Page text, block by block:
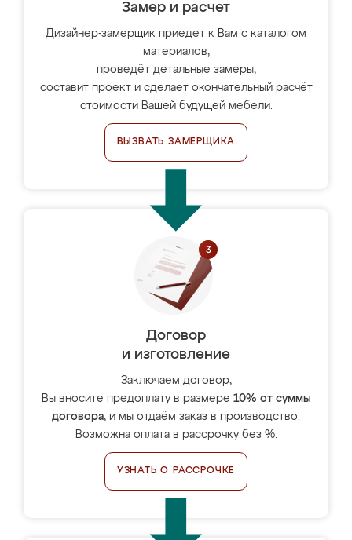
Замер и расчет
Дизайнер-замерщик приедет к Вам с каталогом
материалов,
проведёт детальные замеры,
составит проект и сделает окончательный расчёт
стоимости Вашей будущей мебели.
ВЫЗВАТЬ ЗАМЕРЩИКА
Договор
и изготовление
Заключаем договор,
Вы вносите предоплату в размере 10% от суммы
договора, и мы отдаём заказ в производство.
Возможна оплата в рассрочку без %.
УЗНАТЬ О РАССРОЧКЕ